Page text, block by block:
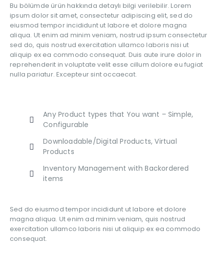
Bu bölümde ürün hakkında detaylı bilgi verilebilir. Lorem
ipsum dolor sit amet, consectetur adipiscing elit, sed do
eiusmod tempor incididunt ut labore et dolore magna
aliqua. Ut enim ad minim veniam, nostrud ipsum consectetur
sed do, quis nostrud exercitation ullamco laboris nisi ut
aliquip ex ea commodo consequat. Duis aute irure dolor in
reprehenderit in voluptate velit esse cillum dolore eu fugiat
nulla pariatur. Excepteur sint occaecat.
Any Product types that You want – Simple,
Configurable
Downloadable/Digital Products, Virtual
Products
Inventory Management with Backordered
items
Sed do eiusmod tempor incididunt ut labore et dolore
magna aliqua. Ut enim ad minim veniam, quis nostrud
exercitation ullamco laboris nisi ut aliquip ex ea commodo
consequat.